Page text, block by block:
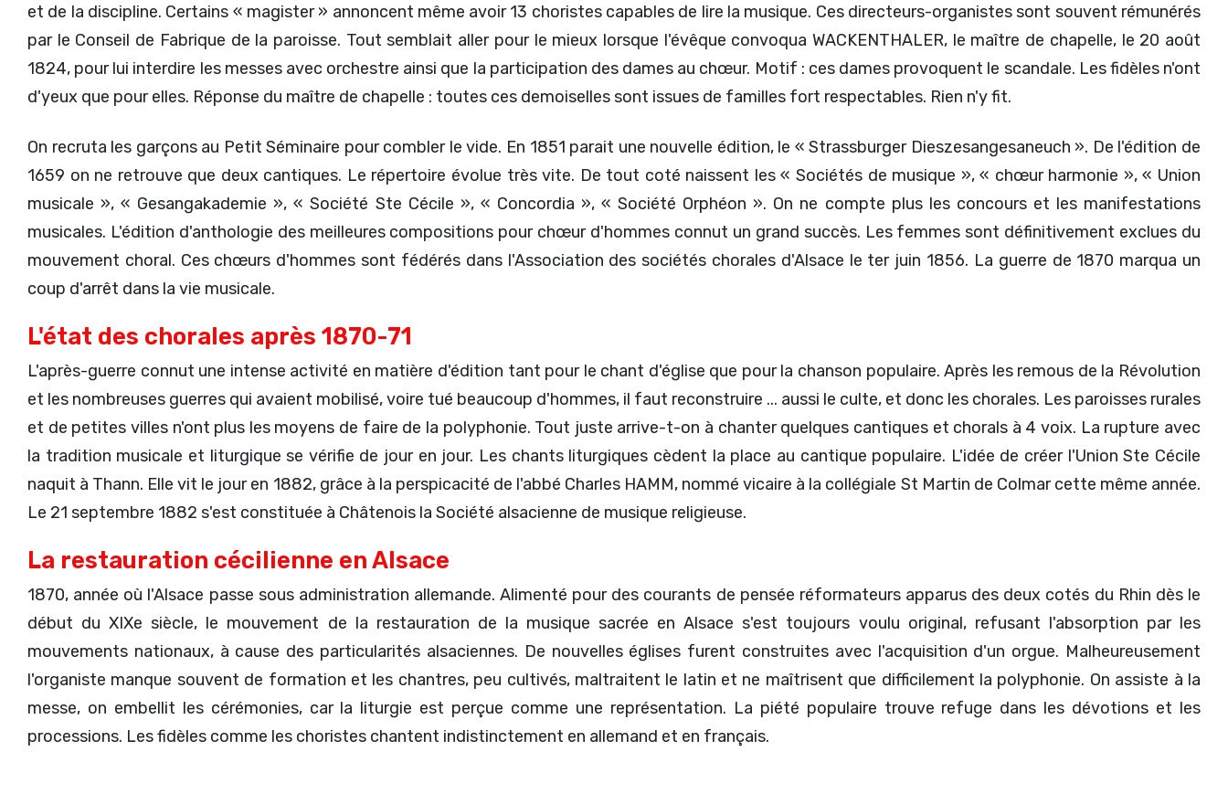
et de la discipline. Certains « magister » annoncent même avoir 13 choristes capables de lire la musique. Ces directeurs-organistes sont souvent rémunérés
par le Conseil de Fabrique de la paroisse. Tout semblait aller pour le mieux lorsque l'évêque convoqua WACKENTHALER, le maître de chapelle, le 20 août
1824, pour lui interdire les messes avec orchestre ainsi que la participation des dames au chœur. Motif : ces dames provoquent le scandale. Les fidèles n'ont
d'yeux que pour elles. Réponse du maître de chapelle : toutes ces demoiselles sont issues de familles fort respectables. Rien n'y fit.
On recruta les garçons au Petit Séminaire pour combler le vide. En 1851 parait une nouvelle édition, le « Strassburger Dieszesangesaneuch ». De l'édition de
1659 on ne retrouve que deux cantiques. Le répertoire évolue très vite. De tout coté naissent les « Sociétés de musique », « chœur harmonie », « Union
musicale », « Gesangakademie », « Société Ste Cécile », « Concordia », « Société Orphéon ». On ne compte plus les concours et les manifestations
musicales. L'édition d'anthologie des meilleures compositions pour chœur d'hommes connut un grand succès. Les femmes sont définitivement exclues du
mouvement choral. Ces chœurs d'hommes sont fédérés dans l'Association des sociétés chorales d'Alsace le ter juin 1856. La guerre de 1870 marqua un
coup d'arrêt dans la vie musicale.
L'état des chorales après 1870-71
L'après-guerre connut une intense activité en matière d'édition tant pour le chant d'église que pour la chanson populaire. Après les remous de la Révolution
et les nombreuses guerres qui avaient mobilisé, voire tué beaucoup d'hommes, il faut reconstruire ... aussi le culte, et donc les chorales. Les paroisses rurales
et de petites villes n'ont plus les moyens de faire de la polyphonie. Tout juste arrive-t-on à chanter quelques cantiques et chorals à 4 voix. La rupture avec
la tradition musicale et liturgique se vérifie de jour en jour. Les chants liturgiques cèdent la place au cantique populaire. L'idée de créer l'Union Ste Cécile
naquit à Thann. Elle vit le jour en 1882, grâce à la perspicacité de l'abbé Charles HAMM, nommé vicaire à la collégiale St Martin de Colmar cette même année.
Le 21 septembre 1882 s'est constituée à Châtenois la Société alsacienne de musique religieuse.
La restauration cécilienne en Alsace
1870, année où l'Alsace passe sous administration allemande. Alimenté pour des courants de pensée réformateurs apparus des deux cotés du Rhin dès le
début du XIXe siècle, le mouvement de la restauration de la musique sacrée en Alsace s'est toujours voulu original, refusant l'absorption par les
mouvements nationaux, à cause des particularités alsaciennes. De nouvelles églises furent construites avec l'acquisition d'un orgue. Malheureusement
l'organiste manque souvent de formation et les chantres, peu cultivés, maltraitent le latin et ne maîtrisent que difficilement la polyphonie. On assiste à la
messe, on embellit les cérémonies, car la liturgie est perçue comme une représentation. La piété populaire trouve refuge dans les dévotions et les
processions. Les fidèles comme les choristes chantent indistinctement en allemand et en français.